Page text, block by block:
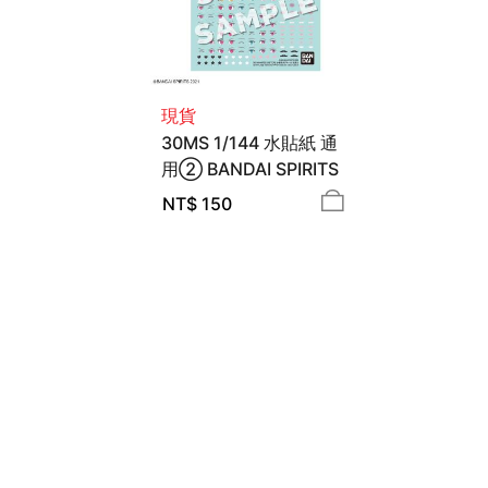
現貨
30MS 1/144 水貼紙 通
用② BANDAI SPIRITS
NT$ 150